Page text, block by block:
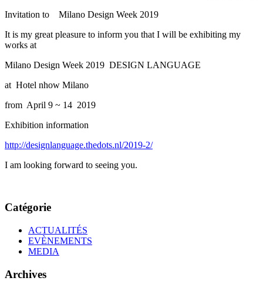
Invitation to Milano Design Week 2019
It is my great pleasure to inform you that I will be exhibiting my
works at
Milano Design Week 2019 DESIGN LANGUAGE
at Hotel nhow Milano
from April 9 ~ 14 2019
Exhibition information
http://designlanguage.thedots.nl/2019-2/
I am looking forward to seeing you.
Catégorie
ACTUALITÉS
EVÈNEMENTS
MEDIA
Archives